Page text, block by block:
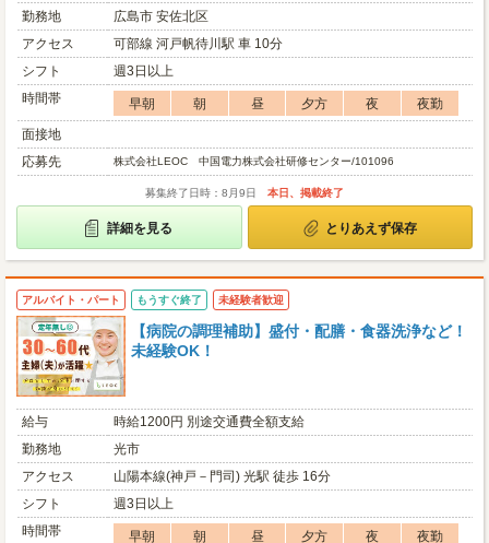
勤務地
広島市 安佐北区
アクセス
可部線 河戸帆待川駅 車 10分
シフト
週3日以上
時間帯
早朝 朝 昼 夕方 夜
夜勤
面接地
応募先
株式会社LEOC 中国電力株式会社研修センター/101096
募集終了日時：8月9日 本日、掲載終了
詳細を見る とりあえず保存
アルバイト・パート もうすぐ終了 未経験者歓迎
【病院の調理補助】盛付・配膳・食器洗浄など！
未経験OK！
給与
時給1200円 別途交通費全額支給
勤務地
光市
アクセス
山陽本線(神戸－門司) 光駅 徒歩 16分
シフト
週3日以上
時間帯
早朝 朝 昼 夕方 夜 夜勤